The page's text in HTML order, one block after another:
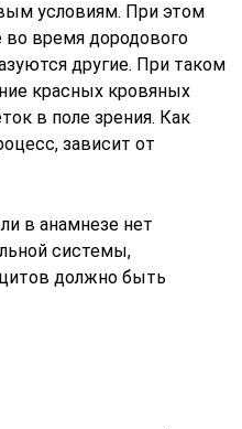
условиям. При этом
время дородового
другие. При таком
красных кровяных
в поле зрения. Как
зависит от
в анамнезе нет
системы,
должно быть